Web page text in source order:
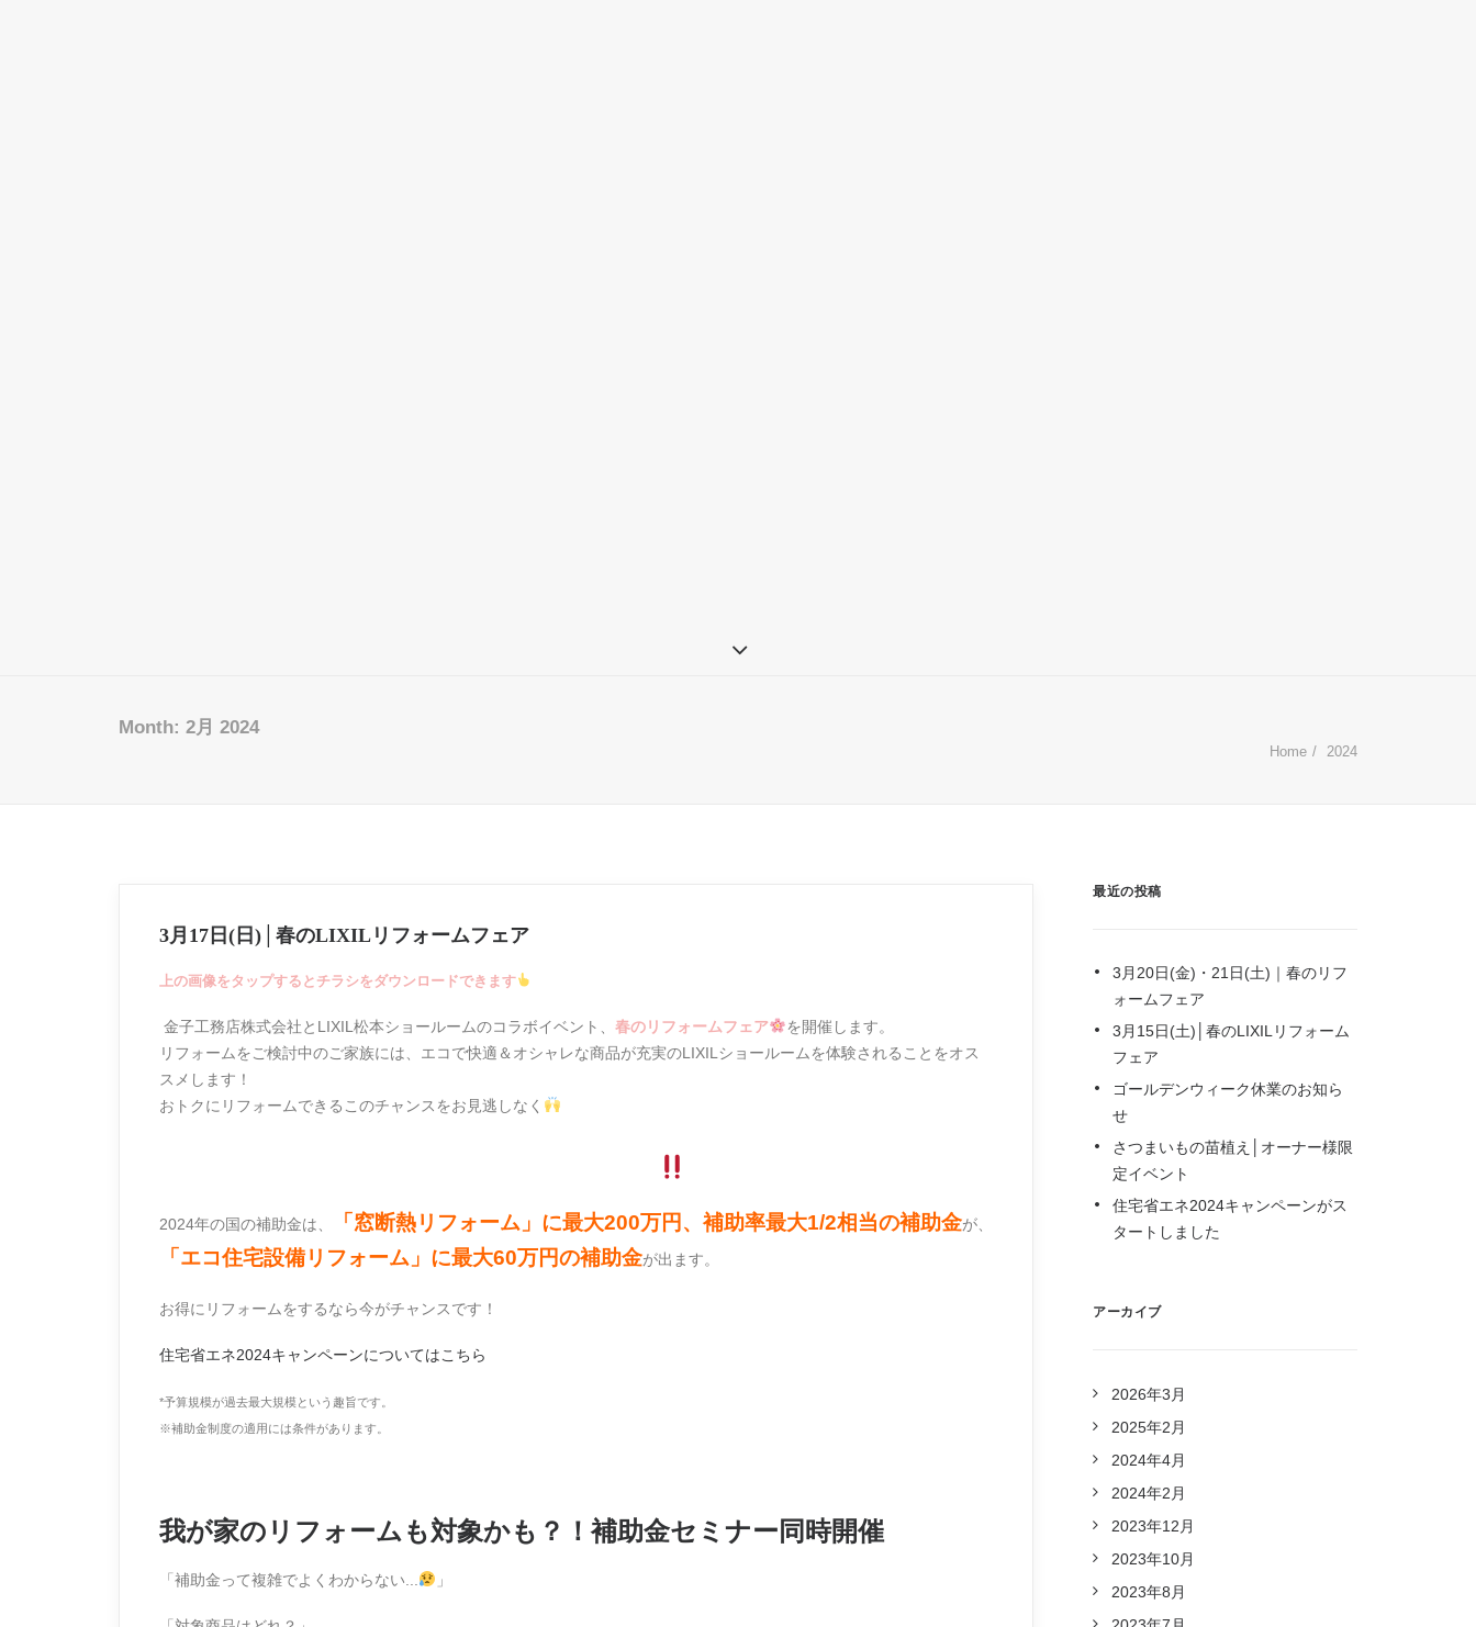
Month: 2月 2024
Home 2024
3月17日(日)│春のLIXILリフォームフェア
上の画像をタップするとチラシをダウンロードできます
金子工務店株式会社とLIXIL松本ショールームのコラボイベント、 春のリフォームフェア
を開催します。
リフォームをご検討中のご家族には、エコで快適＆オシャレな商品が充実のLIXILショールームを体験されることをオス
スメします！
おトクにリフォームできるこのチャンスをお見逃しなく
2024年の国の補助金は、 「窓断熱リフォーム」に最大200万円、補助率最大1/2相当の補助金が、
「エコ住宅設備リフォーム」に最大60万円の補助金が出ます。
お得にリフォームをするなら今がチャンスです！
住宅省エネ2024キャンペーンについてはこちら
*予算規模が過去最大規模という趣旨です。
※補助金制度の適用には条件があります。
我が家のリフォームも対象かも？！補助金セミナー同時開催
「補助金って複雑でよくわからない... 」
最近の投稿
3月20日(金)・21日(土)｜春のリフ
ォームフェア
3月15日(土)│春のLIXILリフォーム
フェア
ゴールデンウィーク休業のお知ら
せ
さつまいもの苗植え│オーナー様限
定イベント
住宅省エネ2024キャンペーンがス
タートしました
アーカイブ
2026年3月
2025年2月
2024年4月
2024年2月
2023年12月
2023年10月
2023年8月